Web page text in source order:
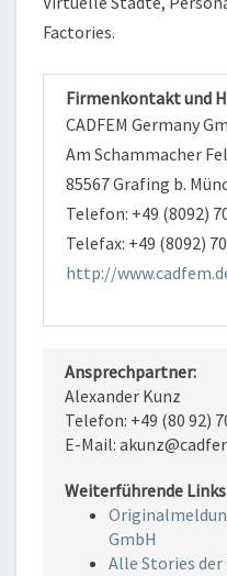
Factories.
Firmenkontakt und
CADFEM Germany
Am Schammacher
85567 Grafing b.
Telefon: +49 (8092)
Telefax: +49 (8092)
http://
Ansprechpartner:
Alexander Kunz
Telefon: +49 (80 92)
E-Mail:
Weiterführende Links
GmbH
Alle Stories der